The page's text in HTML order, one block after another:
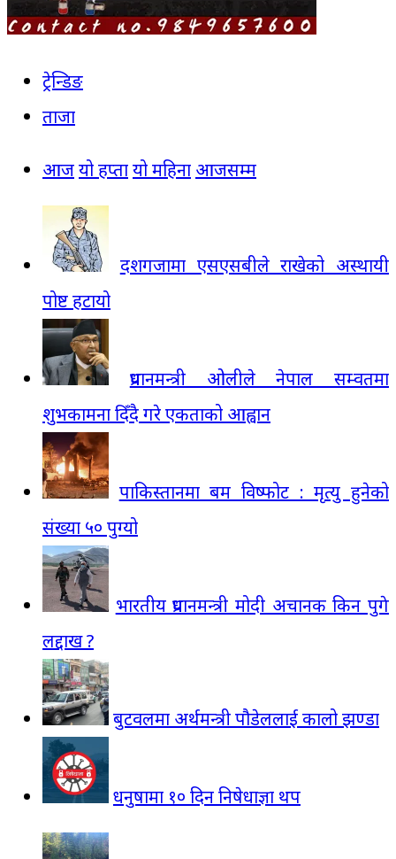
ट्रेन्डिङ
ताजा
आजयो हप्तायो महिना आजसम्म
दशगजामा एसएसबीले राखेको अस्थायी
पोष्ट हटायो
प्रधानमन्त्री ओलीले नेपाल सम्वतमा
शुभकामना दिँदै गरे एकताको आह्वान
पाकिस्तानमा बम विष्फोट : मृत्यु हुनेको
संख्या ५० पुग्यो
भारतीय प्रधानमन्त्री मोदी अचानक किन पुगे
लद्दाख ?
बुटवलमा अर्थमन्त्री पौडेललाई कालो झण्डा
धनुषामा १० दिन निषेधाज्ञा थप